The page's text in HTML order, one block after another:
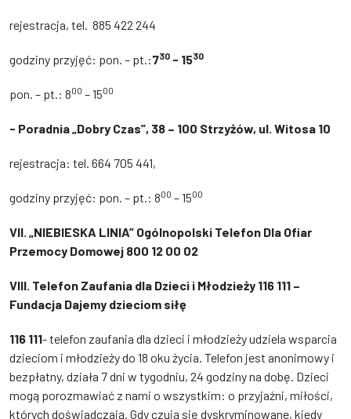
rejestracja, tel. 885 422 244
godziny przyjęć: pon. – pt.:730 - 1530
pon. – pt.: 800 – 1500
- Poradnia „Dobry Czas”, 38 – 100 Strzyżów, ul. Witosa 10
rejestracja: tel. 664 705 441,
godziny przyjęć: pon. – pt.: 800 – 1500
VII. „NIEBIESKA LINIA” Ogólnopolski Telefon Dla Ofiar
Przemocy Domowej 800 12 00 02
VIII. Telefon Zaufania dla Dzieci i Młodzieży 116 111 –
Fundacja Dajemy dzieciom siłę
116 111- telefon zaufania dla dzieci i młodzieży udziela wsparcia
dzieciom i młodzieży do 18 oku życia. Telefon jest anonimowy i
bezpłatny, działa 7 dni w tygodniu, 24 godziny na dobę. Dzieci
mogą porozmawiać z nami o wszystkim: o przyjaźni, miłości,
których doświadczają. Gdy czują się dyskryminowane, kiedy